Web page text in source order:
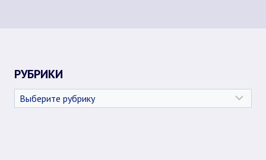
РУБРИКИ
Рубрики